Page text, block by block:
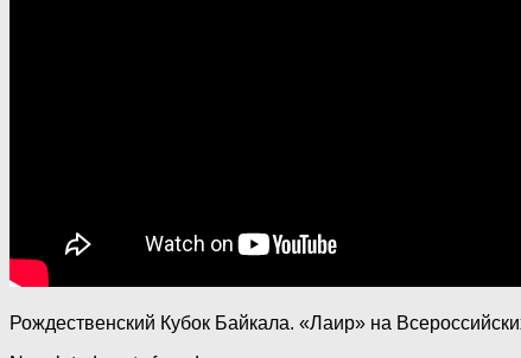
Рождественский Кубок Байкала. «Лаир» на